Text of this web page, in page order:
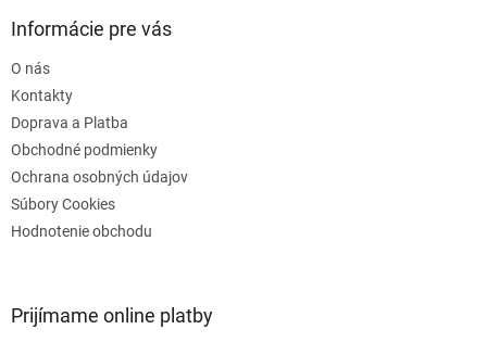
Informácie pre vás
O nás
Kontakty
Doprava a Platba
Obchodné podmienky
Ochrana osobných údajov
Súbory Cookies
Hodnotenie obchodu
Prijímame online platby